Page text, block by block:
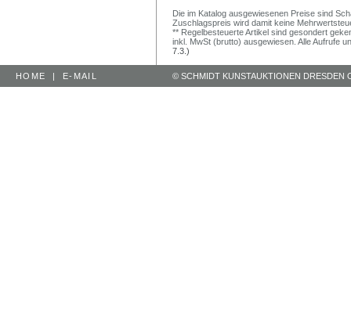
Die im Katalog ausgewiesenen Preise sind
Zuschlagspreis wird damit keine
** Regelbesteuerte Artikel sind gesondert
inkl. MwSt (brutto) ausgewiesen. Alle Aufrufe
7.3.)
HOME | E-MAIL © SCHMIDT KUNSTAUKTIONEN DRESDEN